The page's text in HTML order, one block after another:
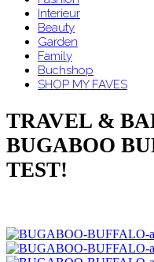
Interieur
Beauty
Garden
Family
Buchshop
SHOP MY FAVES
TRAVEL &
BUGABOO
TEST!